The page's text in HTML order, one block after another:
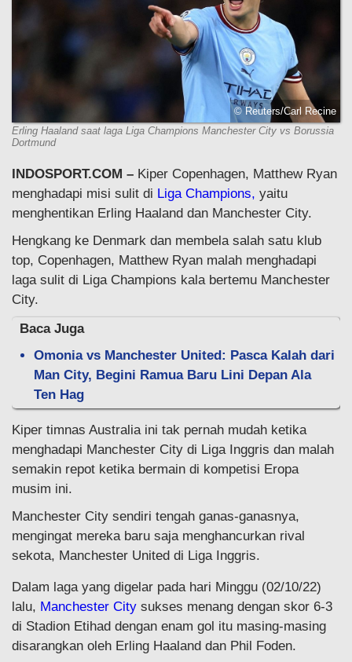
© Reuters/Carl Recine
Erling Haaland saat laga Liga Champions Manchester City vs Borussia
Dortmund
INDOSPORT.COM – Kiper Copenhagen, Matthew Ryan
menghadapi misi sulit di Liga Champions, yaitu
menghentikan Erling Haaland dan Manchester City.
Hengkang ke Denmark dan membela salah satu klub
top, Copenhagen, Matthew Ryan malah menghadapi
laga sulit di Liga Champions kala bertemu Manchester
City.
Baca Juga
Omonia vs Manchester United: Pasca Kalah dari
Man City, Begini Ramua Baru Lini Depan Ala
Ten Hag
Kiper timnas Australia ini tak pernah mudah ketika
menghadapi Manchester City di Liga Inggris dan malah
semakin repot ketika bermain di kompetisi Eropa
musim ini.
Manchester City sendiri tengah ganas-ganasnya,
mengingat mereka baru saja menghancurkan rival
sekota, Manchester United di Liga Inggris.
Dalam laga yang digelar pada hari Minggu (02/10/22)
lalu, Manchester City sukses menang dengan skor 6-3
di Stadion Etihad dengan enam gol itu masing-masing
disarangkan oleh Erling Haaland dan Phil Foden.